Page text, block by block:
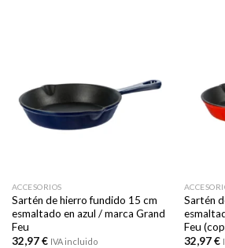
ACCESORIOS
Sartén de hierro fundido 15 cm
esmaltado en azul / marca Grand
Feu
32,97€ IVA incluido
Sartén
Feu
32,97€